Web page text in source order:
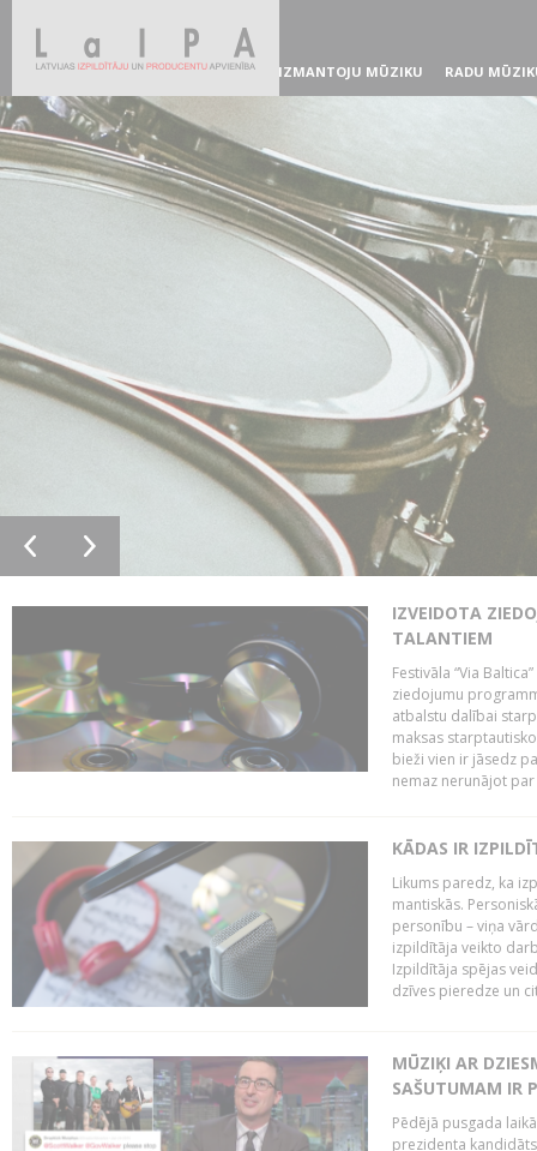
IZMANTOJU MŪZIKU RADU
IZVEIDOTA
TALANTIEM
Festivāla “Via
ziedojumu
atbalstu dalībai
maksas
bieži vien ir jāsedz
nemaz nerunājot
KĀDAS IR
Likums paredz, ka
mantiskās.
personību – viņa
izpildītāja veikto
Izpildītāja spējas
dzīves pieredze un
MŪZIĶI AR
SAŠUTUMAM IR
Pēdējā pusgada
prezidenta